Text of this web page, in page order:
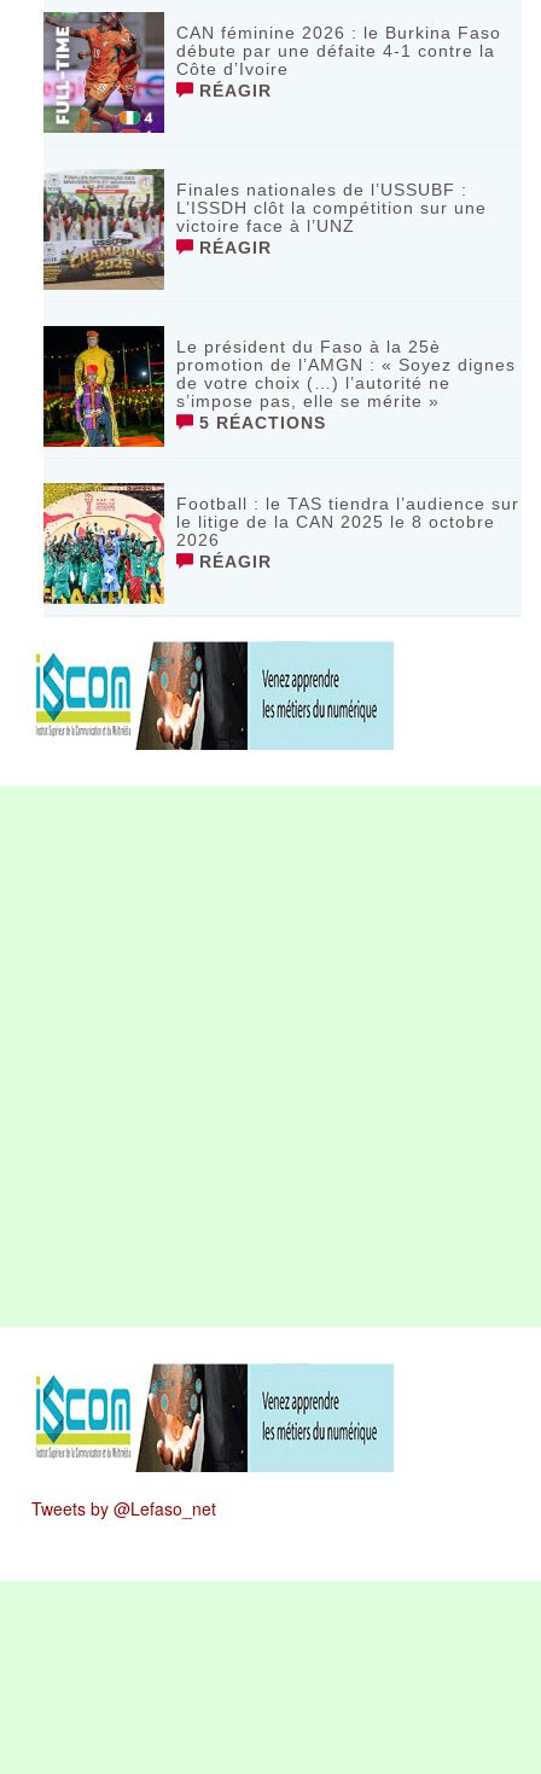
CAN féminine 2026 : le Burkina Faso
débute par une défaite 4-1 contre la
Côte d’Ivoire
RÉAGIR
Finales nationales de l’USSUBF :
L’ISSDH clôt la compétition sur une
victoire face à l’UNZ
RÉAGIR
Le président du Faso à la 25è
promotion de l’AMGN : « Soyez dignes
de votre choix (…) l’autorité ne
s’impose pas, elle se mérite »
5 RÉACTIONS
Football : le TAS tiendra l’audience sur
le litige de la CAN 2025 le 8 octobre
2026
RÉAGIR
Tweets by @Lefaso_net